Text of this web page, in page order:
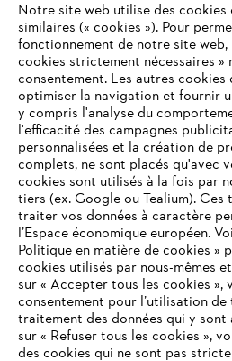
VOTRE NAVIGATEUR
N'EST PLUS PRIS EN
Notre site web utilise des cookies
similaires (« cookies »). Pour
fonctionnement de notre site
cookies strictement nécessaires »
consentement. Les autres
optimiser la navigation et fournir
y compris l'analyse du
l'efficacité des campagnes
personnalisées et la création de
complets, ne sont placés qu'avec
cookies sont utilisés à la fois par
tiers (ex. Google ou Tealium).
traiter vos données à caractère
l’Espace économique européen.
Politique en matière de cookies »
cookies utilisés par nous-mêmes
sur « Accepter tous les cookies »,
consentement pour l’utilisation
traitement des données qui y sont
sur « Refuser tous les cookies »,
des cookies qui ne sont pas